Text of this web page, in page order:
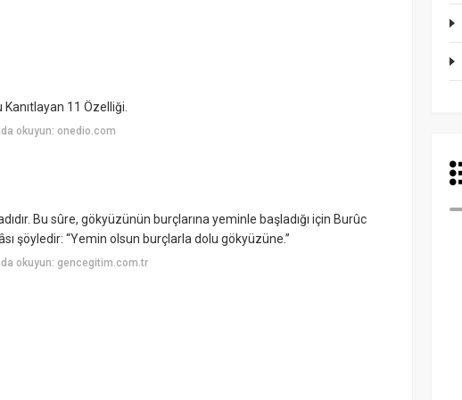
11 Özelliği.
okuyun: onedio.com
Bu sûre, gökyüzünün burçlarına yeminle başladığı için Burûc
şöyledir: “Yemin olsun burçlarla dolu gökyüzüne.”
okuyun: gencegitim.com.tr